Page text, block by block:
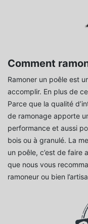
Comment
Ramoner un poêle est
accomplir. En plus de
Parce que la qualité
de ramonage apporte
performance et aussi
bois ou à granulé. La
un poêle, c’est de faire
que nous vous
ramoneur ou bien